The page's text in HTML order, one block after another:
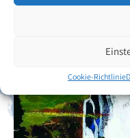
Cookie-Richtlinie